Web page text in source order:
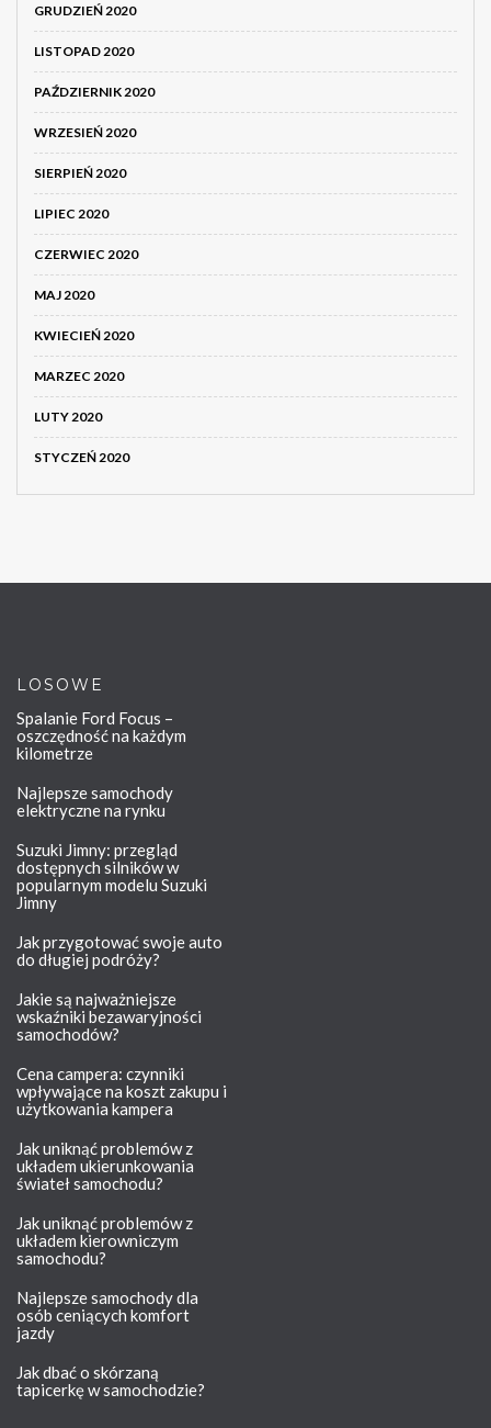
GRUDZIEŃ 2020
LISTOPAD 2020
PAŹDZIERNIK 2020
WRZESIEŃ 2020
SIERPIEŃ 2020
LIPIEC 2020
CZERWIEC 2020
MAJ 2020
KWIECIEŃ 2020
MARZEC 2020
LUTY 2020
STYCZEŃ 2020
LOSOWE
Spalanie Ford Focus –
oszczędność na każdym
kilometrze
Najlepsze samochody
elektryczne na rynku
Suzuki Jimny: przegląd
dostępnych silników w
popularnym modelu Suzuki
Jimny
Jak przygotować swoje auto
do długiej podróży?
Jakie są najważniejsze
wskaźniki bezawaryjności
samochodów?
Cena campera: czynniki
wpływające na koszt zakupu i
użytkowania kampera
Jak uniknąć problemów z
układem ukierunkowania
świateł samochodu?
Jak uniknąć problemów z
układem kierowniczym
samochodu?
Najlepsze samochody dla
osób ceniących komfort
jazdy
Jak dbać o skórzaną
tapicerkę w samochodzie?